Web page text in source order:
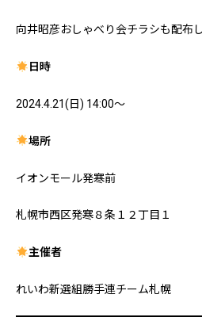
向井昭彦おしゃべり会チラシも配布
日時
2024.4.21(日) 14:00～
場所
イオンモール発寒前
札幌市西区発寒８条１２丁目１
主催者
れいわ新選組勝手連チーム札幌